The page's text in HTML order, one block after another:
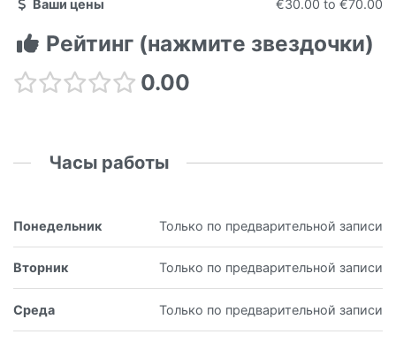
Ваши цены €30.00 to €70.00
Рейтинг (нажмите звездочки)
0.00
Часы работы
Понедельник Только по предварительной записи
Вторник Только по предварительной записи
Среда Только по предварительной записи